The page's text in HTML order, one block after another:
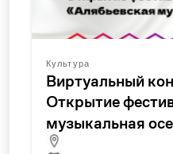
Культура
Виртуальный
Открытие
музыкальная